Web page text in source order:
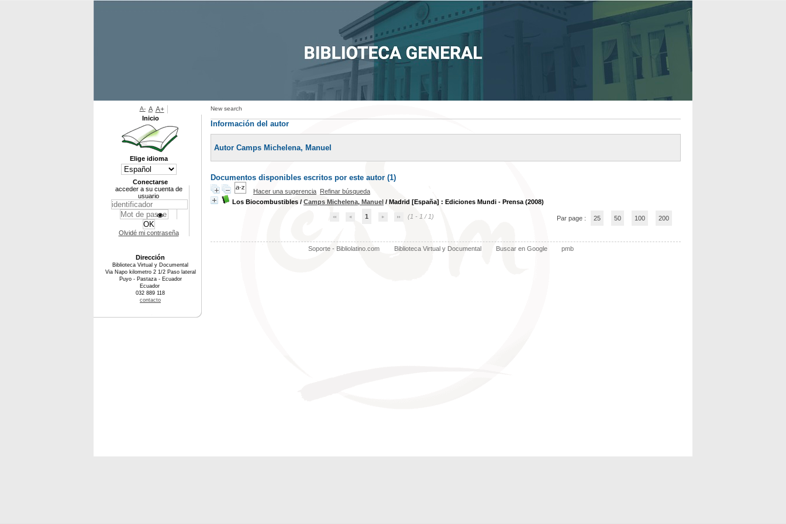
New search
Información del autor
Autor Camps Michelena, Manuel
Documentos disponibles escritos por este autor (1)
Hacer una sugerencia Refinar búsqueda
Los Biocombustibles / Camps Michelena, Manuel / Madrid [España] : Ediciones Mundi - Prensa (2008)
1 (1 - 1 / 1) Par page : 25 50 100 200
Soporte - Bibliolatino.com Biblioteca Virtual y Documental Buscar en Google pmb
A- A A+
Inicio
Elige idioma
Conectarse
acceder a su cuenta de
usuario
Olvidé mi contraseña
Dirección
Biblioteca Virtual y Documental
Via Napo kilometro 2 1/2 Paso lateral
Puyo - Pastaza - Ecuador
Ecuador
032 889 118
contacto